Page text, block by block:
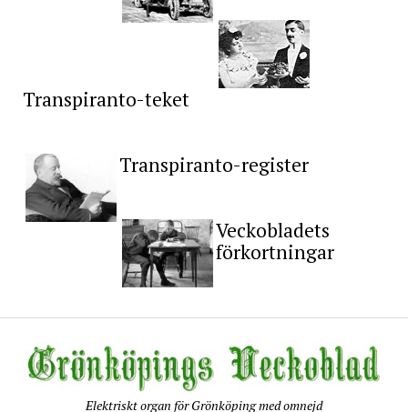
Transpiranto-teket
Transpiranto-register
Veckobladets
förkortningar
Elektriskt organ för Grönköping med omnejd